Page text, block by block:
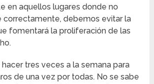
en aquellos lugares donde no
correctamente, debemos evitar la
fomentará la proliferación de las
tres veces a la semana para
de una vez por todas. No se sabe